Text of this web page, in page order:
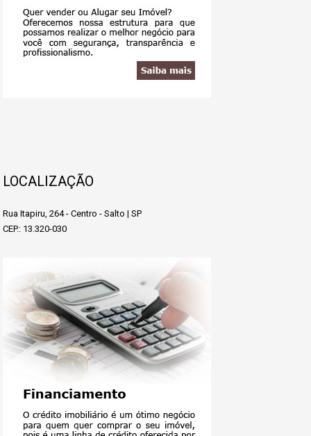
LOCALIZAÇÃO
Rua Itapiru, 264 - Centro - Salto | SP
CEP.: 13.320-030